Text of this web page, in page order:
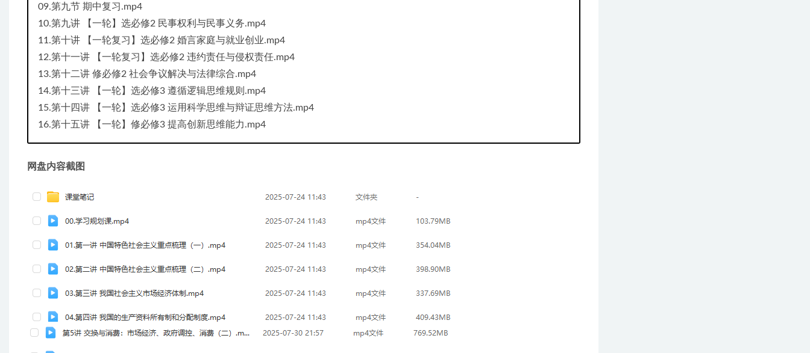
09.第九节 期中复习.mp4
10.第九讲 【一轮】选必修2 民事权利与民事义务.mp4
11.第十讲 【一轮复习】选必修2 婚言家庭与就业创业.mp4
12.第十一讲 【一轮复习】选必修2 违约责任与侵权责任.mp4
13.第十二讲 修必修2 社会争议解决与法律综合.mp4
14.第十三讲 【一轮】选必修3 遵循逻辑思维规则.mp4
15.第十四讲 【一轮】选必修3 运用科学思维与辩证思维方法.mp4
16.第十五讲 【一轮】修必修3 提高创新思维能力.mp4
网盘内容截图